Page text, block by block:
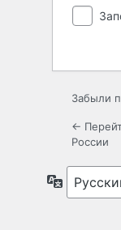
Забыли
←
России
Язык